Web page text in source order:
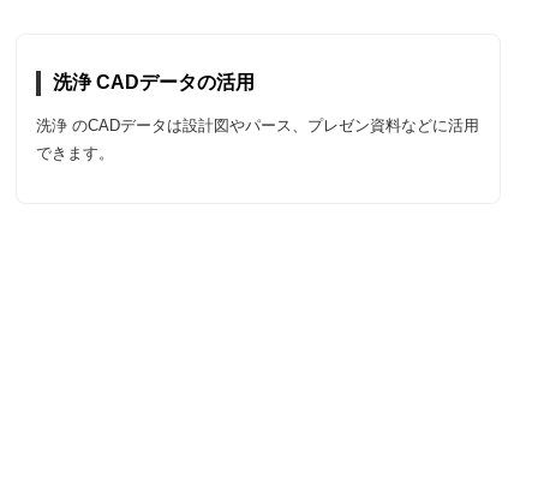
洗浄 CADデータの活用
洗浄 のCADデータは設計図やパース、プレゼン資料などに活用
できます。